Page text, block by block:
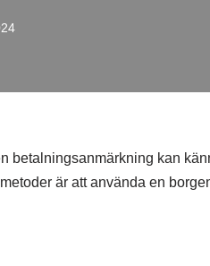
betalningsanmärkning kan
är att använda en